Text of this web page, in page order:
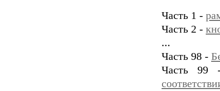
Часть 1 -
Часть 2 -
...
Часть 98 -
Часть